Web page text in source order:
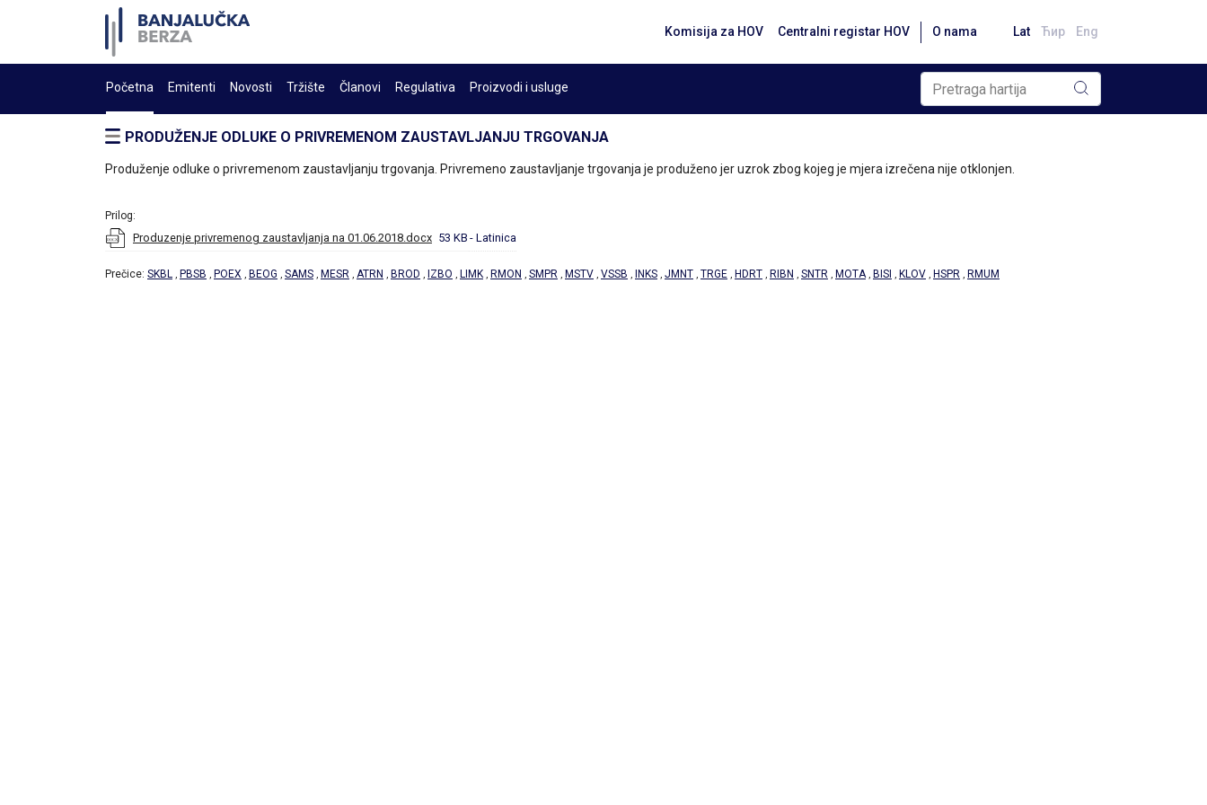
Komisija za HOV Centralni registar HOV O nama Lat Ћир Eng
Početna Emitenti Novosti Tržište Članovi Regulativa Proizvodi i usluge
PRODUŽENJE ODLUKE O PRIVREMENOM ZAUSTAVLJANJU TRGOVANJA
Produženje odluke o privremenom zaustavljanju trgovanja. Privremeno zaustavljanje trgovanja je produženo jer uzrok zbog kojeg je mjera izrečena nije otklonjen.
Prilog:
Produzenje privremenog zaustavljanja na 01.06.2018.docx 53 KB - Latinica
Prečice: SKBL , PBSB , POEX , BEOG , SAMS , MESR , ATRN , BROD , IZBO , LIMK , RMON , SMPR , MSTV , VSSB , INKS , JMNT , TRGE , HDRT , RIBN , SNTR , MOTA, BISI , KLOV , HSPR , RMUM